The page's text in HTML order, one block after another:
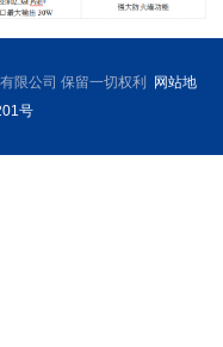
限公司 保留一切权利
网站地
号